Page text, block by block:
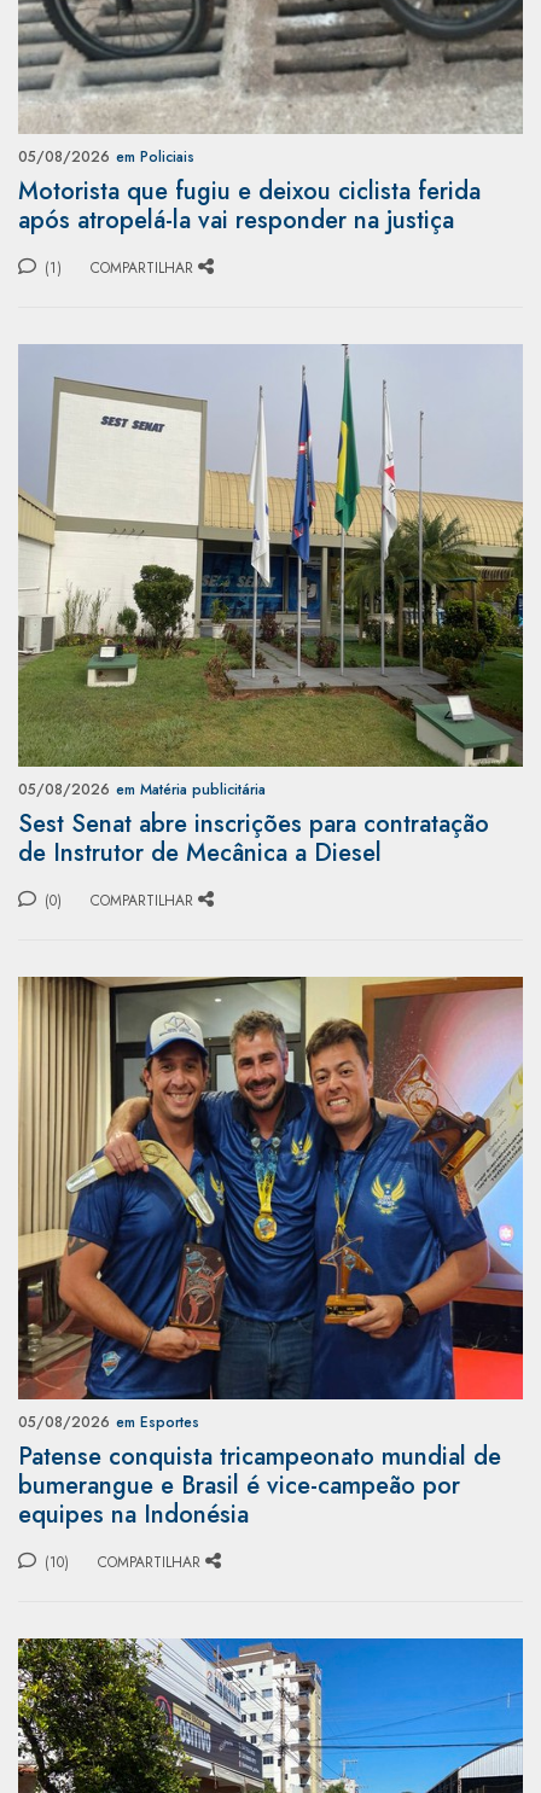
05/08/2026 em Policiais
Motorista que fugiu e deixou ciclista ferida
após atropelá-la vai responder na justiça
(1) COMPARTILHAR
05/08/2026 em Matéria publicitária
Sest Senat abre inscrições para contratação
de Instrutor de Mecânica a Diesel
(0) COMPARTILHAR
05/08/2026 em Esportes
Patense conquista tricampeonato mundial de
bumerangue e Brasil é vice-campeão por
equipes na Indonésia
(10) COMPARTILHAR